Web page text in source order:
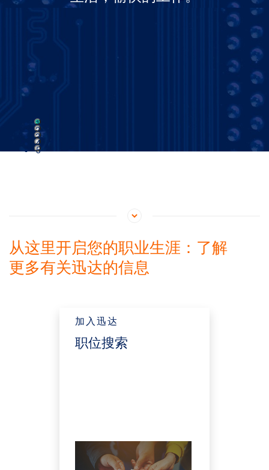
榜样，并支持新的MT/DT的培训。
年，我衷心希望我们的公司能够克服困
1
2
3
4
5
从这里开启您的职业生涯：了解
更多有关迅达的信息
加入迅达
职位搜索